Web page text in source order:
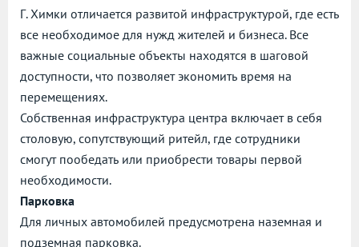
Г. Химки отличается развитой инфраструктурой, где есть
все необходимое для нужд жителей и бизнеса. Все
важные социальные объекты находятся в шаговой
доступности, что позволяет экономить время на
перемещениях.
Собственная инфраструктура центра включает в себя
столовую, сопутствующий ритейл, где сотрудники
смогут пообедать или приобрести товары первой
необходимости.
Парковка
Для личных автомобилей предусмотрена наземная и
подземная парковка.